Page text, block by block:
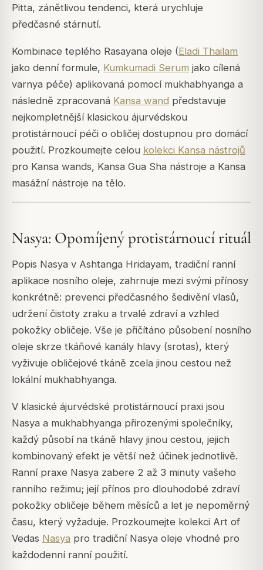
Pitta, zánětlivou tendenci, která urychluje
předčasné stárnutí.
Kombinace teplého Rasayana oleje (Eladi Thailam
jako denní formule, Kumkumadi Serum jako cílená
varnya péče) aplikovaná pomocí mukhabhyanga a
následně zpracovaná Kansa wand představuje
nejkompletnější klasickou ájurvédskou
protistárnoucí péči o obličej dostupnou pro domácí
použití. Prozkoumejte celou kolekci Kansa nástrojů
pro Kansa wands, Kansa Gua Sha nástroje a Kansa
masážní nástroje na tělo.
Nasya: Opomíjený protistárnoucí rituál
Popis Nasya v Ashtanga Hridayam, tradiční ranní
aplikace nosního oleje, zahrnuje mezi svými přínosy
konkrétně: prevenci předčasného šedivění vlasů,
udržení čistoty zraku a trvalé zdraví a vzhled
pokožky obličeje. Vše je přičítáno působení nosního
oleje skrze tkáňové kanály hlavy (srotas), který
vyživuje obličejové tkáně zcela jinou cestou než
lokální mukhabhyanga.
V klasické ájurvédské protistárnoucí praxi jsou
Nasya a mukhabhyanga přirozenými společníky,
každý působí na tkáně hlavy jinou cestou, jejich
kombinovaný efekt je větší než účinek jednotlivě.
Ranní praxe Nasya zabere 2 až 3 minuty vašeho
ranního režimu; její přínos pro dlouhodobé zdraví
pokožky obličeje během měsíců a let je nepoměrný
času, který vyžaduje. Prozkoumejte kolekci Art of
Vedas Nasya pro tradiční Nasya oleje vhodné pro
každodenní ranní použití.